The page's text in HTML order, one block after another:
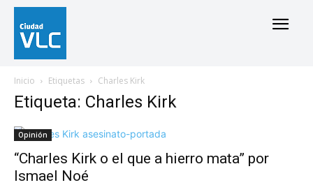
Inicio Etiquetas Charles Kirk
Etiqueta: Charles Kirk
Opinión
“Charles Kirk o el que a hierro mata” por
Ismael Noé